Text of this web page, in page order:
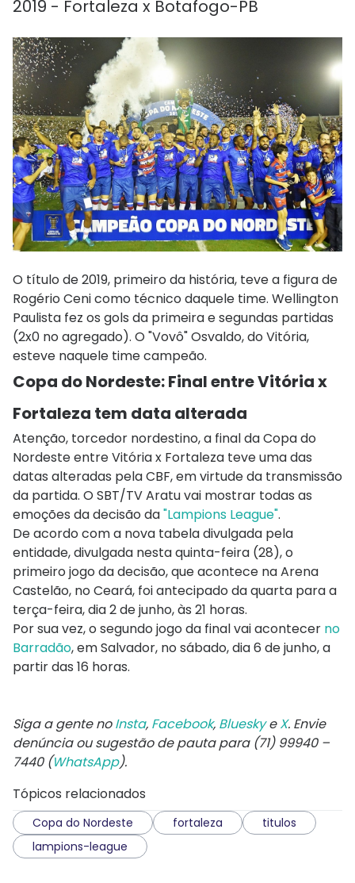
2019 - Fortaleza x Botafogo-PB
O título de 2019, primeiro da história, teve a figura de
Rogério Ceni como técnico daquele time. Wellington
Paulista fez os gols da primeira e segundas partidas
(2x0 no agregado). O "Vovô" Osvaldo, do Vitória,
esteve naquele time campeão.
Copa do Nordeste: Final entre Vitória x
Fortaleza tem data alterada
Atenção, torcedor nordestino, a final da Copa do
Nordeste entre Vitória x Fortaleza teve uma das
datas alteradas pela CBF, em virtude da transmissão
da partida. O SBT/TV Aratu vai mostrar todas as
emoções da decisão da"Lampions League".
De acordo com a nova tabela divulgada pela
entidade, divulgada nesta quinta-feira (28), o
primeiro jogo da decisão, que acontece na Arena
Castelão, no Ceará, foi antecipado da quarta para a
terça-feira, dia 2 de junho, às 21 horas.
Por sua vez, o segundo jogo da final vai acontecer no
Barradão, em Salvador, no sábado, dia 6 de junho, a
partir das 16 horas.
Siga a gente noInsta, Facebook, BlueskyeX. Envie
denúncia ou sugestão de pauta para (71) 99940 –
7440 (WhatsApp).
Tópicos relacionados
Copa do Nordeste fortaleza
titulos
lampions-league